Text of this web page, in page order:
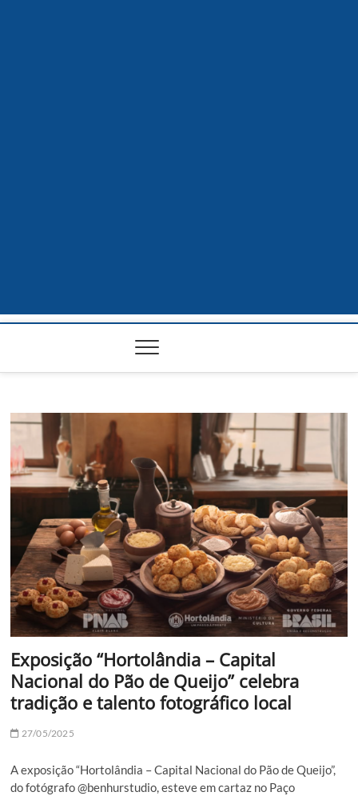
Exposição “Hortolândia – Capital
Nacional do Pão de Queijo” celebra
tradição e talento fotográfico local
27/05/2025
A exposição “Hortolândia – Capital Nacional do Pão de Queijo”,
do fotógrafo @benhurstudio, esteve em cartaz no Paço